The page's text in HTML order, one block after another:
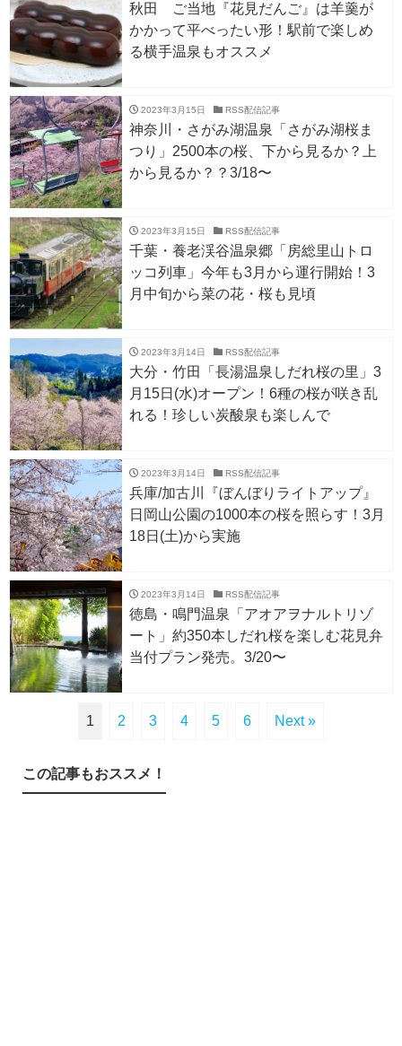
秋田 ご当地『花見だんご』は羊羹が
かかって平べったい形！駅前で楽しめ
る横手温泉もオススメ
2023年3月15日 RSS配信記事
神奈川・さがみ湖温泉「さがみ湖桜ま
つり」2500本の桜、下から見るか？上
から見るか？？3/18〜
2023年3月15日 RSS配信記事
千葉・養老渓谷温泉郷「房総里山トロ
ッコ列車」今年も3月から運行開始！3
月中旬から菜の花・桜も見頃
2023年3月14日 RSS配信記事
大分・竹田「長湯温泉しだれ桜の里」3
月15日(水)オープン！6種の桜が咲き乱
れる！珍しい炭酸泉も楽しんで
2023年3月14日 RSS配信記事
兵庫/加古川『ぼんぼりライトアップ』
日岡山公園の1000本の桜を照らす！3月
18日(土)から実施
2023年3月14日 RSS配信記事
徳島・鳴門温泉「アオアヲナルトリゾ
ート」約350本しだれ桜を楽しむ花見弁
当付プラン発売。3/20〜
1 2 3 4 5 6 Next »
この記事もおススメ！